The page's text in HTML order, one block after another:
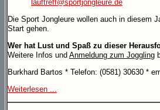
lauftreff@sportjongleure.de
Die Sport Jongleure wollen auch in diesem
Start gehen.
Wer hat Lust und Spaß zu dieser
Weitere Infos und Anmeldung zum Joggling
Burkhard Bartos * Telefon: (0581) 30630 *
Weiterlesen ...